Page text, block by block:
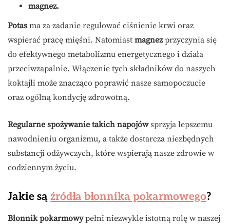
magnez.
Potas ma za zadanie regulować ciśnienie krwi oraz
wspierać pracę mięśni. Natomiast magnezprzyczynia się
do efektywnego metabolizmu energetycznego i działa
przeciwzapalnie. Włączenie tych składników do naszych
koktajli może znacząco poprawić nasze samopoczucie
oraz ogólną kondycję zdrowotną.
Regularne spożywanie takich napojówsprzyja lepszemu
nawodnieniu organizmu, a także dostarcza niezbędnych
substancji odżywczych, które wspierają nasze zdrowie w
codziennym życiu.
Jakie są źródła błonnika pokarmowego?
Błonnik pokarmowypełni niezwykle istotną rolę w naszej